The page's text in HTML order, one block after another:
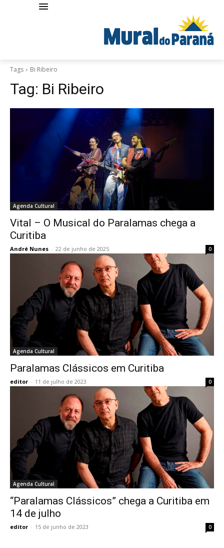
Tags Bi Ribeiro
Tag: Bi Ribeiro
Agenda Cultural
Vital – O Musical do Paralamas chega a
Curitiba
André Nunes - 22 de junho de 2025 0
Agenda Cultural
Paralamas Clássicos em Curitiba
editor - 11 de julho de 2023 0
Agenda Cultural
“Paralamas Clássicos” chega a Curitiba em
14 de julho
editor - 15 de junho de 2023 0